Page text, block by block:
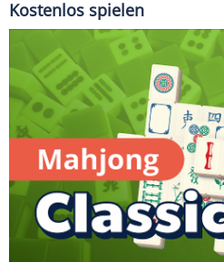
Kostenlos spielen